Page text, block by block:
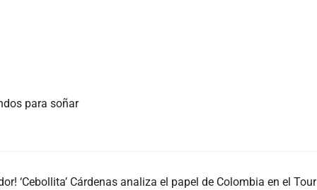
para soñar
‘Cebollita’ Cárdenas analiza el papel de Colombia en el Tour